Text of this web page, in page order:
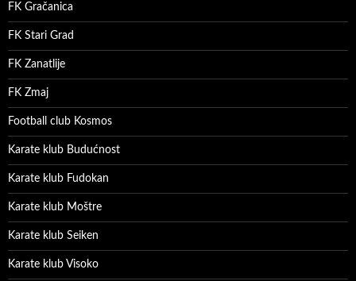
FK Gračanica
FK Stari Grad
FK Zanatlije
FK Zmaj
Football club Kosmos
Karate klub Budućnost
Karate klub Fudokan
Karate klub Moštre
Karate klub Seiken
Karate klub Visoko